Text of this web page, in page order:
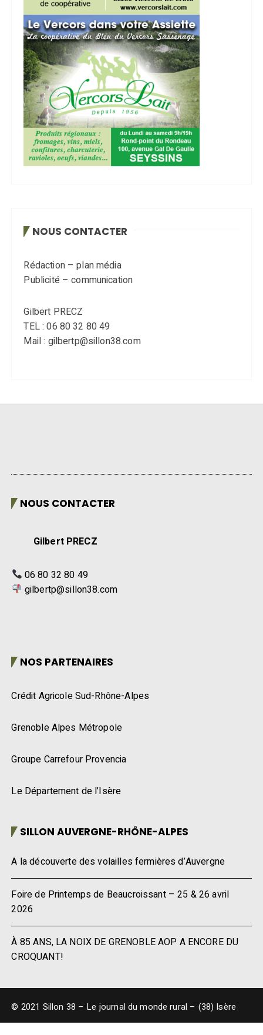
NOUS CONTACTER
Rédaction – plan média
Publicité – communication
Gilbert PRECZ
TEL : 06 80 32 80 49
Mail : gilbertp@sillon38.com
NOUS CONTACTER
Gilbert PRECZ
06 80 32 80 49
gilbertp@sillon38.com
NOS PARTENAIRES
Crédit Agricole Sud-Rhône-Alpes
Grenoble Alpes Métropole
Groupe Carrefour Provencia
Le Département de l’Isère
SILLON AUVERGNE-RHÔNE-ALPES
A la découverte des volailles fermières d’Auvergne
Foire de Printemps de Beaucroissant – 25 & 26 avril
2026
À 85 ANS, LA NOIX DE GRENOBLE AOP A ENCORE DU
CROQUANT!
© 2021 Sillon 38 – Le journal du monde rural – (38) Isère